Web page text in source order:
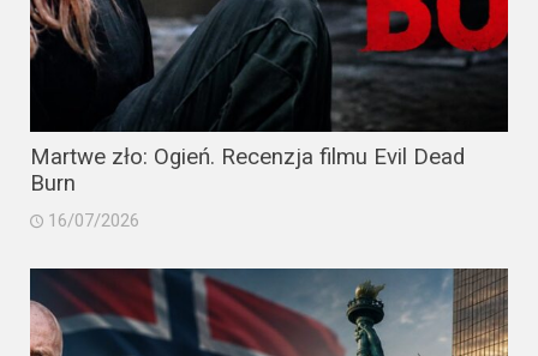
Martwe zło: Ogień. Recenzja filmu Evil Dead
Burn
16/07/2026